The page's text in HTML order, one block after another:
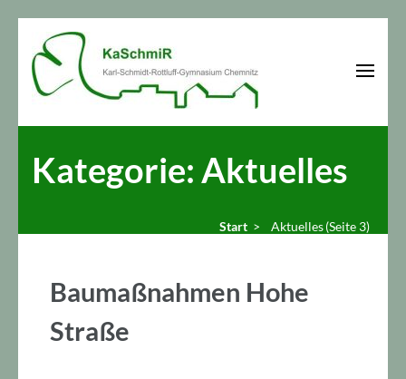
Inhalt
springen
(Enter
drücken)
KaSchmiR
Kategorie: Aktuelles
Start > Aktuelles(Seite 3)
Baumaßnahmen Hohe
Straße